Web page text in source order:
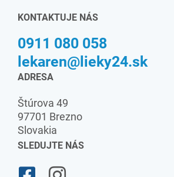
KONTAKTUJE NÁS
0911 080 058
lekaren@lieky24.sk
ADRESA
Štúrova 49
97701 Brezno
Slovakia
SLEDUJTE NÁS